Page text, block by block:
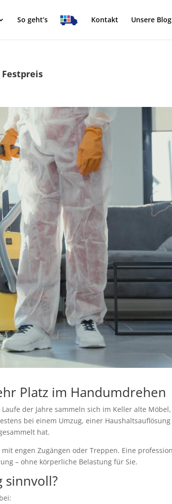
So geht’s Kontakt Unsere
Platz im Handumdrehen
der Jahre sammeln sich im Keller alte Möbel,
bei einem Umzug, einer Haushaltsauflösung
hat.
engen Zugängen oder Treppen. Eine
– ohne körperliche Belastung für Sie.
sinnvoll?